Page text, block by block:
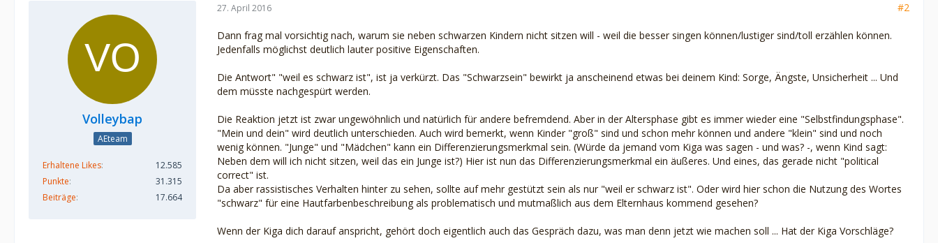
Volleybap
AEteam
Erhaltene Likes
12.585
Punkte
31.315
Beiträge
17.664
27. April 2016 #2
Dann frag mal vorsichtig nach, warum sie neben schwarzen Kindern nicht sitzen will - weil die besser singen können/lustiger sind/toll erzählen können.
Jedenfalls möglichst deutlich lauter positive Eigenschaften.
Die Antwort" "weil es schwarz ist", ist ja verkürzt. Das "Schwarzsein" bewirkt ja anscheinend etwas bei deinem Kind: Sorge, Ängste, Unsicherheit ... Und
dem müsste nachgespürt werden.
Die Reaktion jetzt ist zwar ungewöhnlich und natürlich für andere befremdend. Aber in der Altersphase gibt es immer wieder eine "Selbstfindungsphase".
"Mein und dein" wird deutlich unterschieden. Auch wird bemerkt, wenn Kinder "groß" sind und schon mehr können und andere "klein" sind und noch
wenig können. "Junge" und "Mädchen" kann ein Differenzierungsmerkmal sein. (Würde da jemand vom Kiga was sagen - und was? -, wenn Kind sagt:
Neben dem will ich nicht sitzen, weil das ein Junge ist?) Hier ist nun das Differenzierungsmerkmal ein äußeres. Und eines, das gerade nicht "political
correct" ist.
Da aber rassistisches Verhalten hinter zu sehen, sollte auf mehr gestützt sein als nur "weil er schwarz ist". Oder wird hier schon die Nutzung des Wortes
"schwarz" für eine Hautfarbenbeschreibung als problematisch und mutmaßlich aus dem Elternhaus kommend gesehen?
Wenn der Kiga dich darauf anspricht, gehört doch eigentlich auch das Gespräch dazu, was man denn jetzt wie machen soll ... Hat der Kiga Vorschläge?